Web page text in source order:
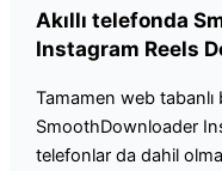
Akıllı telefonda
Instagram Reels
Tamamen web
SmoothDownloader
telefonlar da dahil